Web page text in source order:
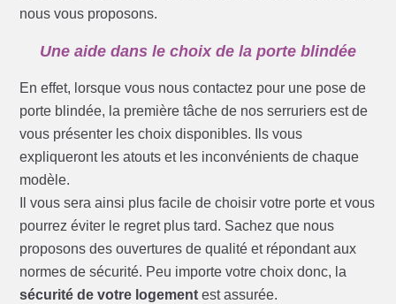
nous vous proposons.
Une aide dans le choix de la porte blindée
En effet, lorsque vous nous contactez pour une pose de
porte blindée, la première tâche de nos serruriers est de
vous présenter les choix disponibles. Ils vous
expliqueront les atouts et les inconvénients de chaque
modèle.
Il vous sera ainsi plus facile de choisir votre porte et vous
pourrez éviter le regret plus tard. Sachez que nous
proposons des ouvertures de qualité et répondant aux
normes de sécurité. Peu importe votre choix donc, la
sécurité de votre logement est assurée.